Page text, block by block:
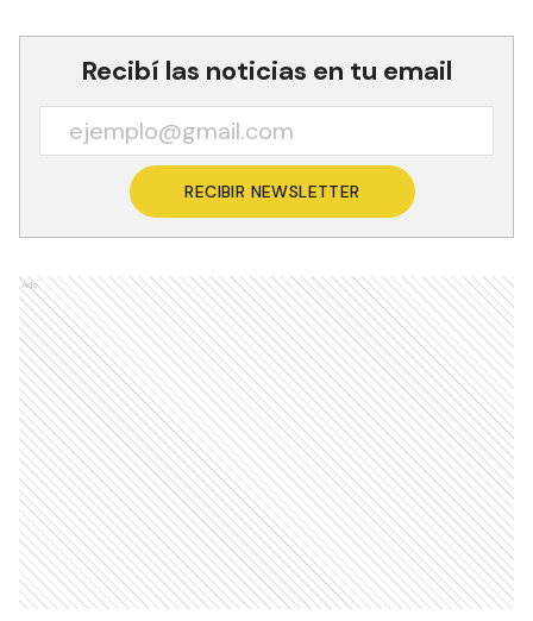
Recibí las noticias en tu email
RECIBIR NEWSLETTER
Ads